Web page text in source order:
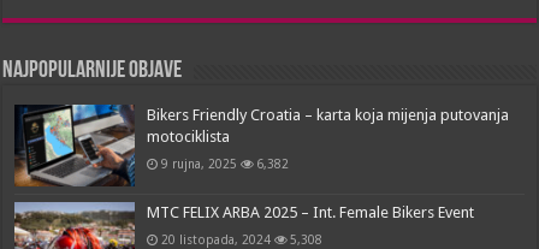
Najpopularnije objave
Bikers Friendly Croatia – karta koja mijenja putovanja
motociklista
9 rujna, 2025 6,382
MTC FELIX ARBA 2025 – Int. Female Bikers Event
20 listopada, 2024 5,308